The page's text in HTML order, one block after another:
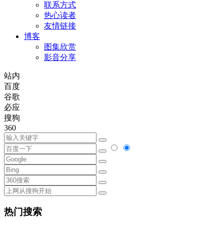
联系方式
热心读者
友情链接
博客
图集欣赏
影音分享
站内
百度
谷歌
必应
搜狗
360
热门搜索